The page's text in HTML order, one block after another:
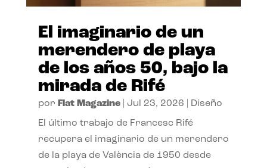
El imaginario de un
merendero de playa
de los años 50, bajo la
mirada de Rifé
por Flat Magazine| Jul 23, 2026 Diseño
El último trabajo de Francesc Rifé
recupera el imaginario de un merendero
de la playa de València de 1950 desde